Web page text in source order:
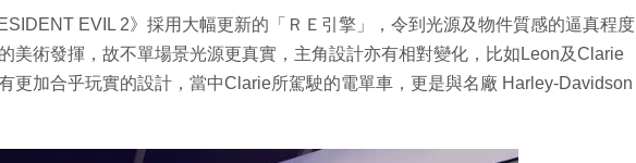
EVIL 2》採用大幅更新的「ＲＥ引擎」，令到光源及物件質感的逼真程度
美術發揮，故不單場景光源更真實，主角設計亦有相對變化，比如Leon及Clarie
更加合乎玩實的設計，當中Clarie所駕駛的電單車，更是與名廠 Harley-Davidson